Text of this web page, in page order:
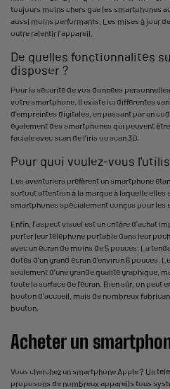
toujours moins chers que les smartphones
aussi moins performants. Les mises à jour
outre ralentir l'appareil.
De quelles fonctionnalités
disposer ?
Pour la sécurité de vos données
votre smartphone. Il existe ici différentes
d'empreintes digitales, en passant par un
également des smartphones qui peuvent
faciale avec scan de l'iris ou scan 3D.
Pour quoi voulez-vous
Les aventuriers préfèrent un smartphone
surtout attention à la marque à laquelle
smartphones spécialement conçus pour les
Enfin, l'aspect visuel est un critère d'achat
porter leur téléphone portable dans leur
avec un écran de moins de 5 pouces. La
dotés d'un grand écran d'environ 6 pouces.
seulement d'une grande qualité graphique,
toute la surface de l'écran. Bien sûr, on peut
bouton d'accueil, mais de nombreux
bouton.
Acheter un
Vous cherchez un smartphone Apple ? Un
proposons de nombreux appareils tous